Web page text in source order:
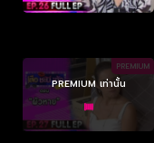
PREMIUM
PREMIUM เท่านั้น